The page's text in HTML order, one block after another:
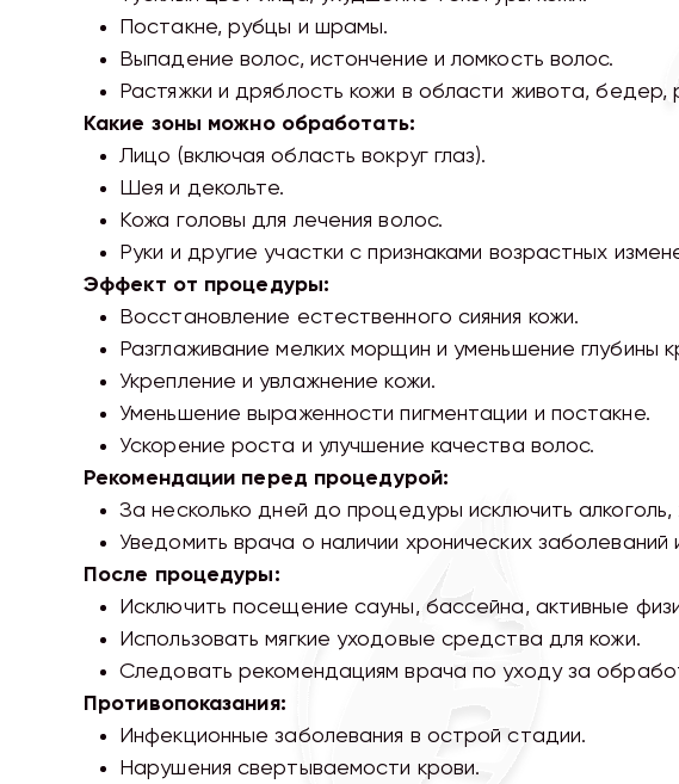
Постакне, рубцы и шрамы.
Выпадение волос, истончение и ломкость волос.
Растяжки и дряблость кожи в области живота, бедер,
Какие зоны можно обработать:
Лицо (включая область вокруг глаз).
Шея и декольте.
Кожа головы для лечения волос.
Руки и другие участки с признаками возрастных
Эффект от процедуры:
Восстановление естественного сияния кожи.
Разглаживание мелких морщин и уменьшение глубины
Укрепление и увлажнение кожи.
Уменьшение выраженности пигментации и постакне.
Ускорение роста и улучшение качества волос.
Рекомендации перед процедурой:
За несколько дней до процедуры исключить
Уведомить врача о наличии хронических
После процедуры:
Исключить посещение сауны, бассейна, активные
Использовать мягкие уходовые средства для кожи.
Следовать рекомендациям врача по уходу за
Противопоказания:
Инфекционные заболевания в острой стадии.
Нарушения свертываемости крови.